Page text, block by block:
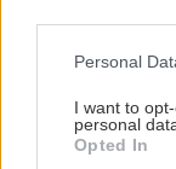
Please note that
not limited to
grant or deny
use your data
Personal
I want to
personal
Opted In
Το όνειρο
πριν ξυπνήσει